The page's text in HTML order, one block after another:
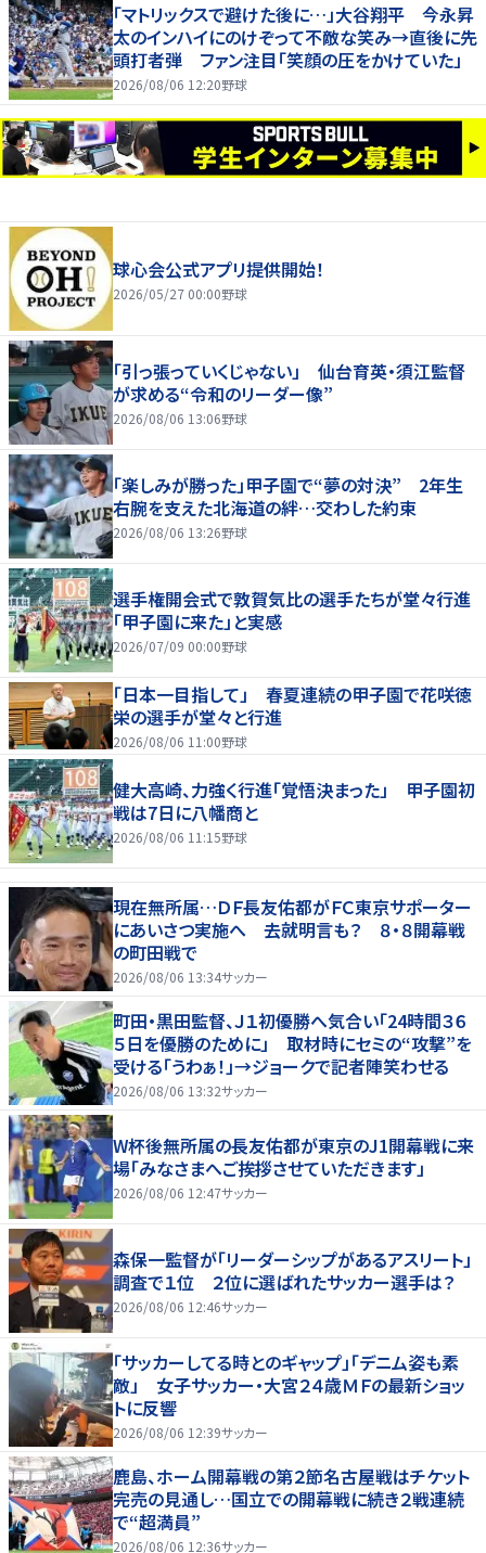
「マトリックスで避けた後に…」大谷翔平 今永昇
太のインハイにのけぞって不敵な笑み→直後に先
頭打者弾 ファン注目「笑顔の圧をかけていた」
2026/08/06 12:20野球
球心会公式アプリ提供開始！
2026/05/27 00:00野球
「引っ張っていくじゃない」 仙台育英・須江監督
が求める“令和のリーダー像”
2026/08/06 13:06野球
「楽しみが勝った」甲子園で“夢の対決” 2年生
右腕を支えた北海道の絆…交わした約束
2026/08/06 13:26野球
選手権開会式で敦賀気比の選手たちが堂々行進
「甲子園に来た」と実感
2026/07/09 00:00野球
「日本一目指して」 春夏連続の甲子園で花咲徳
栄の選手が堂々と行進
2026/08/06 11:00野球
健大高崎、力強く行進「覚悟決まった」 甲子園初
戦は7日に八幡商と
2026/08/06 11:15野球
現在無所属…ＤＦ長友佑都がＦＣ東京サポーター
にあいさつ実施へ 去就明言も？ ８・８開幕戦
の町田戦で
2026/08/06 13:34サッカー
町田・黒田監督、Ｊ１初優勝へ気合い「24時間３６
５日を優勝のために」 取材時にセミの“攻撃”を
受ける「うわぁ！」→ジョークで記者陣笑わせる
2026/08/06 13:32サッカー
W杯後無所属の長友佑都が東京のJ1開幕戦に来
場「みなさまへご挨拶させていただきます」
2026/08/06 12:47サッカー
森保一監督が「リーダーシップがあるアスリート」
調査で１位 ２位に選ばれたサッカー選手は？
2026/08/06 12:46サッカー
「サッカーしてる時とのギャップ」「デニム姿も素
敵」 女子サッカー・大宮２４歳ＭＦの最新ショッ
トに反響
2026/08/06 12:39サッカー
鹿島、ホーム開幕戦の第２節名古屋戦はチケット
完売の見通し…国立での開幕戦に続き２戦連続
で“超満員”
2026/08/06 12:36サッカー